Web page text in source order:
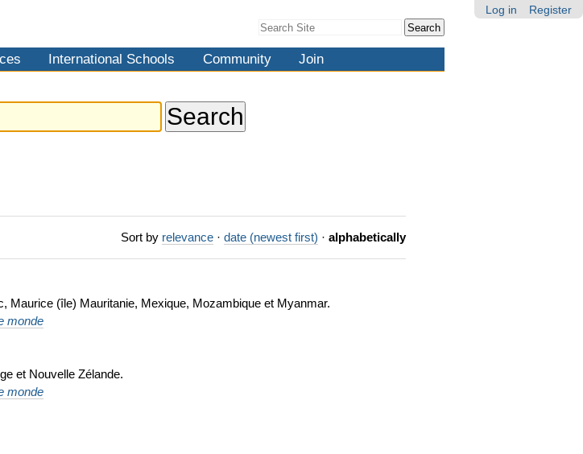
Log in Register
Search Site
Search…
International Schools Community Join
Sort by relevance · date (newest first) · alphabetically
Maurice (île) Mauritanie, Mexique, Mozambique et Myanmar.
monde
et Nouvelle Zélande.
monde